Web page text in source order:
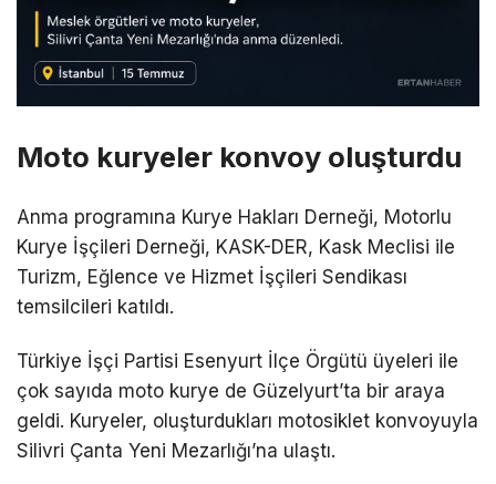
Moto kuryeler konvoy oluşturdu
Anma programına Kurye Hakları Derneği, Motorlu
Kurye İşçileri Derneği, KASK-DER, Kask Meclisi ile
Turizm, Eğlence ve Hizmet İşçileri Sendikası
temsilcileri katıldı.
Türkiye İşçi Partisi Esenyurt İlçe Örgütü üyeleri ile
çok sayıda moto kurye de Güzelyurt’ta bir araya
geldi. Kuryeler, oluşturdukları motosiklet konvoyuyla
Silivri Çanta Yeni Mezarlığı’na ulaştı.